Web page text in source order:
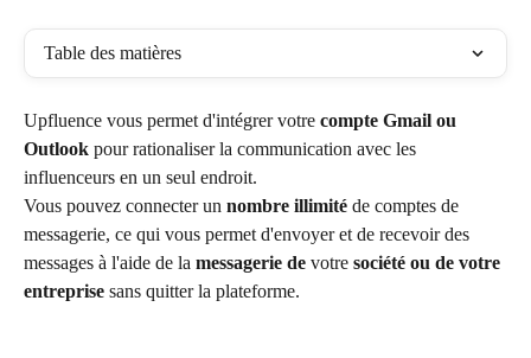
Table des matières
Upfluence vous permet d'intégrer votre compte Gmail ou
Outlook pour rationaliser la communication avec les
influenceurs en un seul endroit.
Vous pouvez connecter un nombre illimité de comptes de
messagerie, ce qui vous permet d'envoyer et de recevoir des
messages à l'aide de la messagerie de votre société ou de votre
entreprise sans quitter la plateforme.